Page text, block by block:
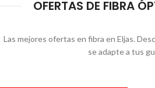
OFERTAS DE FIBRA
Las mejores ofertas en fibra en Eljas.
se adapte a tus